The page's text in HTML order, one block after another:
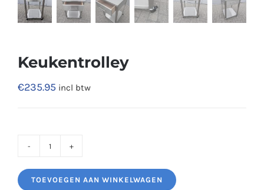
Keukentrolley
€235.95 incl btw
Keukentrolley
aantal
TOEVOEGEN AAN WINKELWAGEN